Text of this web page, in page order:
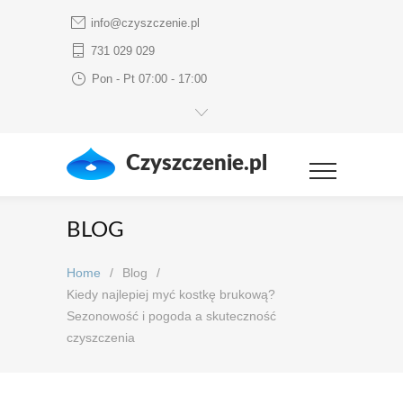
info@czyszczenie.pl
731 029 029
Pon - Pt 07:00 - 17:00
Czyszczenie.pl
BLOG
Home / Blog
/
Kiedy najlepiej myć kostkę brukową?
Sezonowość i pogoda a skuteczność
czyszczenia